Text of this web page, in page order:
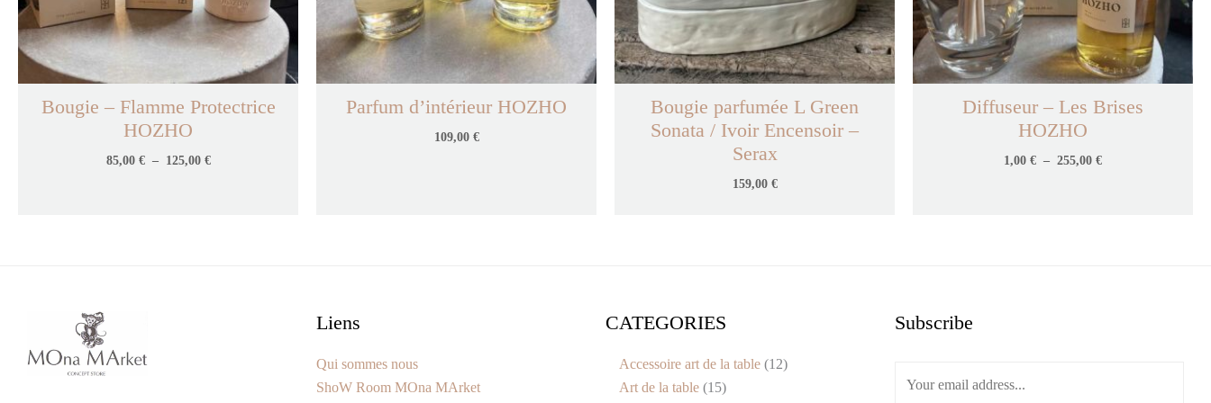
Bougie – Flamme Protectrice
HOZHO
85,00 € – 125,00 €
Parfum d’intérieur HOZHO
109,00 €
Bougie parfumée L Green
Sonata / Ivoir Encensoir –
Serax
159,00 €
Diffuseur – Les Brises
HOZHO
1,00 € – 255,00 €
Liens
Qui sommes nous
ShoW Room MOna MArket
CATEGORIES
Accessoire art de la table 12
Art de la table 15
15
8
9
10
Subscribe